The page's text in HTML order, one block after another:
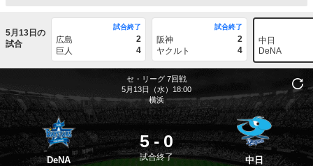
5月13日の
試合
試合終了
広島
2
巨人
4
試合終了
阪神
2
ヤクルト
4
中日
DeNA
セ・リーグ 7回戦
5月13日（水）18:00
横浜
DeNA
5 - 0
試合終了 中日